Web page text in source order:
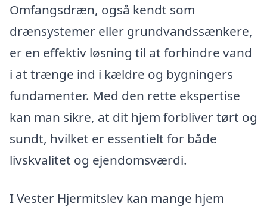
Omfangsdræn, også kendt som
drænsystemer eller grundvandssænkere,
er en effektiv løsning til at forhindre vand
i at trænge ind i kældre og bygningers
fundamenter. Med den rette ekspertise
kan man sikre, at dit hjem forbliver tørt og
sundt, hvilket er essentielt for både
livskvalitet og ejendomsværdi.
I Vester Hjermitslev kan mange hjem